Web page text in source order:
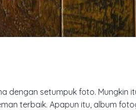
dengan setumpuk foto. Mungkin
terbaik. Apapun itu, album